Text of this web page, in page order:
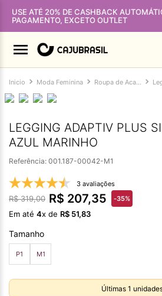
USE ATÉ 20% DE CASHBACK
PAGAMENTO, EXCETO OUTLET
Moda Feminina Roupa de Academia Feminina
LEGGING ADAPTIV PLUS
AZUL MARINHO
Referência: 001.187-00042-M1
3 avaliações
R$ 319,00 R$ 207,35 -35%
Em até 4x de R$ 51,83
Tamanho
P1 M1
Últimas 1